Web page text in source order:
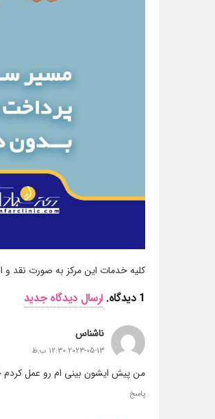
کلیه خدمات این مرکز به صورت نقد
1 دیدگاه. ارسال دیدگاه جدید
ناشناس
2023-05-13 12:30 ب.ظ
من پیش ایشون بینی ام رو عمل کردم
پاسخ